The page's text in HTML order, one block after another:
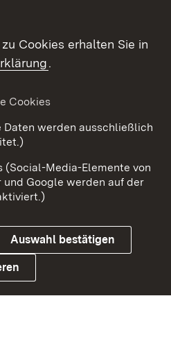
Kontakt
Datenschutz
Cookies erhalten Sie in
.
Cookies
Daten werden ausschließlich
Media-Elemente von
Google werden auf der
Auswahl bestätigen